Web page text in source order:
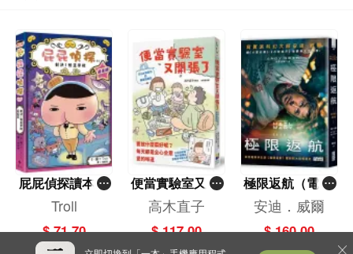
屁屁偵探讀本(1
3)－－對決！怪
篇）
Troll
$ 71.70
便當實驗室又開
張了——日日和
特別日的菜單挑
戰記
高木直子
$ 117.00
極限返航（電影
書衣典藏版）
（獨家收錄作者
訪談）
安迪．威爾
$ 160.00